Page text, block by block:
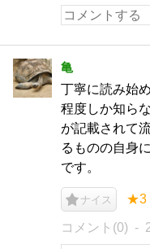
亀
丁寧に読み始
程度しか知ら
が記載されて
るものの自身
です。
ナイス ★3
コメント(0)